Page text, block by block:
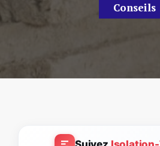
Conseils